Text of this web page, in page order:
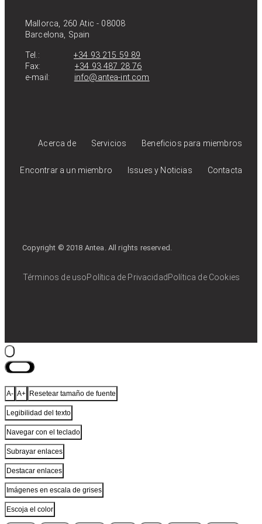
Mallorca, 260 Atic - 08008
Barcelona, Spain
Tel.:+34 93 215 59 89
Fax: +34 93 487 28 76
e-mail: info@antea-int.com
Acerca de Servicios Beneficios para miembros
Encontrar a un miembro Issues y Noticias Contacta
Copyright © 2018 Antea. All rights reserved.
Términos de usoPolítica de Privacidad Política de Cookies
Cerrar
A- A+ Resetear tamaño de fuente
Legibilidad del texto
Navegar con el teclado
Subrayar enlaces
Destacar enlaces
Imágenes en escala de grises
Escoja el color